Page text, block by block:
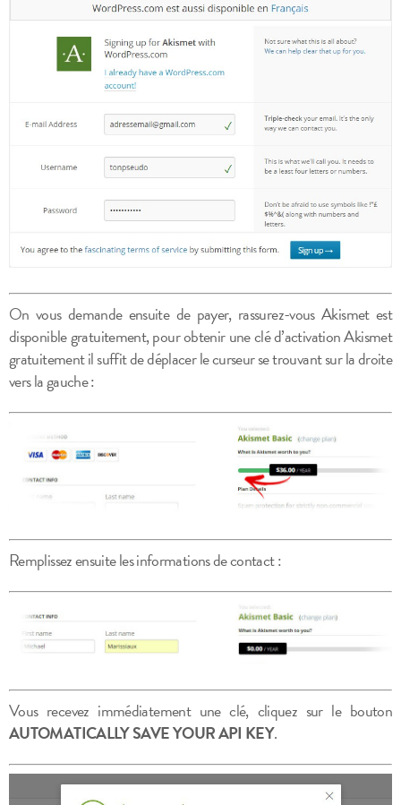
On vous demande ensuite de payer, rassurez-vous Akismet est
disponible gratuitement, pour obtenir une clé d’activation Akismet
gratuitement il suffit de déplacer le curseur se trouvant sur la droite
vers la gauche :
Remplissez ensuite les informations de contact :
Vous recevez immédiatement une clé, cliquez sur le bouton
AUTOMATICALLY SAVE YOUR API KEY.